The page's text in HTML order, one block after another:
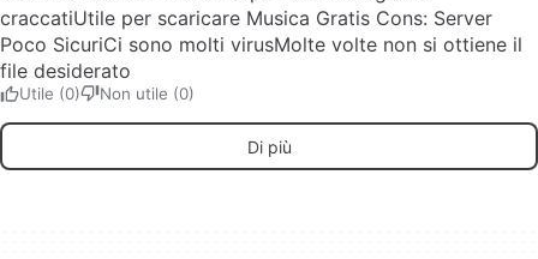
degli archivi subito, prima di scaricarli. A volte devo
aspettare ad avere il 50% per rendermi conto che non
m'interessa.Non è chiara la maniera di mettersi in contatto
con gli altri
craccatiUtile per scaricare Musica Gratis Cons: Server
Poco SicuriCi sono molti virusMolte volte non si ottiene il
file desiderato
Utile (0) Non utile (0)
Di più